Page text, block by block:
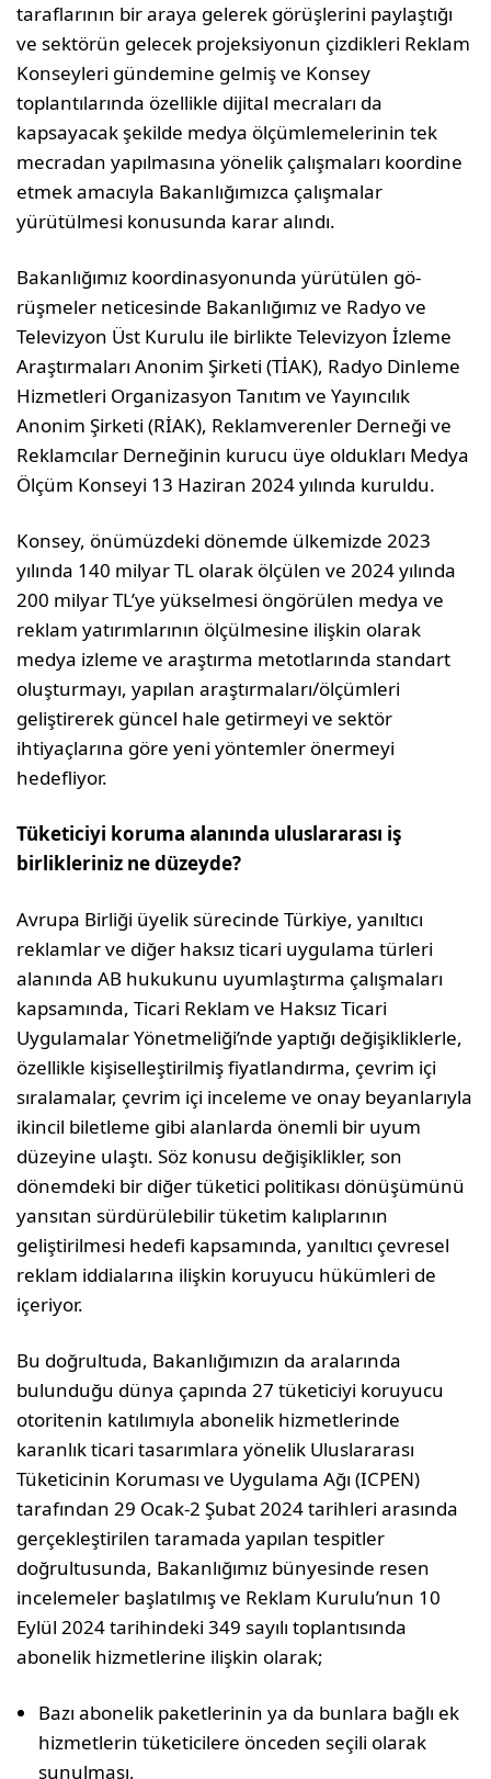
taraflarının bir araya ge­lerek görüşlerini paylaştığı
ve sektörün gelecek projeksiyonun çizdikleri Reklam
Konseyleri gündemine gelmiş ve Kon­sey
toplantılarında özellikle dijital mecraları da
kapsayacak şekilde medya ölçümlemelerinin tek
mecradan yapılmasına yönelik çalışmaları koor­dine
etmek amacıyla Bakanlığımızca çalışmalar
yürütülmesi konusunda karar alındı.
Bakanlığımız koordinasyonunda yürütülen gö­
rüşmeler neticesinde Bakanlığımız ve Radyo ve
Televizyon Üst Kurulu ile birlikte Televizyon İzleme
Araştırmaları Anonim Şirketi (TİAK), Radyo Dinleme
Hizmetleri Organizasyon Tanı­tım ve Yayıncılık
Anonim Şirketi (RİAK), Rek­lamverenler Derneği ve
Reklamcılar Derneğinin kurucu üye oldukları Medya
Ölçüm Konseyi 13 Haziran 2024 yılında kuruldu.
Konsey, önümüzdeki dönemde ülkemizde 2023
yılında 140 milyar TL olarak ölçülen ve 2024 yı­lında
200 milyar TL’ye yükselmesi öngörülen medya ve
reklam yatırım­larının ölçülmesine ilişkin olarak
medya izleme ve araştırma metotla­rında standart
oluşturmayı, yapılan araştırmaları/ölçümleri
geliştirerek güncel hale getirmeyi ve sektör
ihtiyaçlarına göre yeni yöntemler öner­meyi
hedefliyor.
Tüketiciyi koruma alanında uluslararası iş
birlikleriniz ne dü­zeyde?
Avrupa Birliği üyelik sürecinde Türkiye, yanıltıcı
reklamlar ve diğer haksız ticari uygulama türleri
alanında AB hukukunu uyumlaştırma çalışmaları
kapsamında, Ticari Reklam ve Haksız Ticari
Uygulamalar Yönetmeliği’nde yaptığı değişikliklerle,
özellikle kişiselleştirilmiş fiyat­landırma, çevrim içi
sıralamalar, çevrim içi inceleme ve onay beyanla­rıyla
ikincil biletleme gibi alanlarda önemli bir uyum
düzeyine ulaştı. Söz konusu değişiklikler, son
dönemdeki bir diğer tüketici politikası dönüşümünü
yansıtan sürdürülebilir tüketim kalıplarının
geliştirilmesi hedefi kapsamında, yanıltıcı çevresel
reklam iddialarına ilişkin koruyu­cu hükümleri de
içeriyor.
Bu doğrultuda, Bakanlığımızın da aralarında
bulunduğu dünya çapın­da 27 tüketiciyi koruyucu
otoritenin katılımıyla abonelik hizmetlerinde
karanlık ticari tasarımlara yönelik Ulusla­rarası
Tüketicinin Koruması ve Uygulama Ağı (ICPEN)
tarafından 29 Ocak-2 Şubat 2024 tarihleri arasında
ger­çekleştirilen taramada yapılan tespitler
doğrultusunda, Bakanlığımız bünyesinde resen
incelemeler başlatılmış ve Reklam Kurulu’nun 10
Eylül 2024 tarihindeki 349 sayılı toplantısında
abonelik hizmetlerine ilişkin olarak;
Bazı abonelik paketlerinin ya da bunlara bağlı ek
hizmetlerin tüketicilere önceden seçili olarak
sunulması,